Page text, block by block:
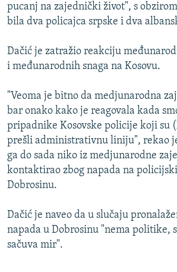
POPLAVE I KLIZIŠTA U BIH 2024.
POST SCRIPTUM
TRI DECENIJE OD RATA U BIH
SVE KARTE DEJTONA
NASTANAK I RASPAD JUGOSLAVIJE
pucanj na zajednički život", s
bila dva policajca srpske i dva
Dačić je zatražio reakciju
i međunarodnih snaga na Kosovu.
"Veoma je bitno da medjunarodna
bar onako kako je reagovala kada
pripadnike Kosovske policije koji su
prešli administrativnu liniju", rekao
ga do sada niko iz medjunarodne
kontaktirao zbog napada na
Dobrosinu.
Dačić je naveo da u slučaju
napada u Dobrosinu "nema politike,
sačuva mir".